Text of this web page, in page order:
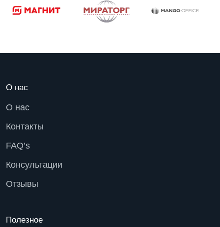
О нас
О нас
Контакты
FAQ’s
Консультации
Отзывы
Полезное